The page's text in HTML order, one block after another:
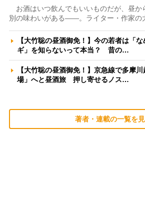
お酒はいつ飲んでもいいものだが、昼か
別の味わいがある――。ライター・作家の
【大竹聡の昼酒御免！】今の若者は「
ギ」を知らないって本当？ 昔の…
【大竹聡の昼酒御免！】京急線で多摩
場」へと昼酒旅 押し寄せるノス…
著者・連載の一覧を